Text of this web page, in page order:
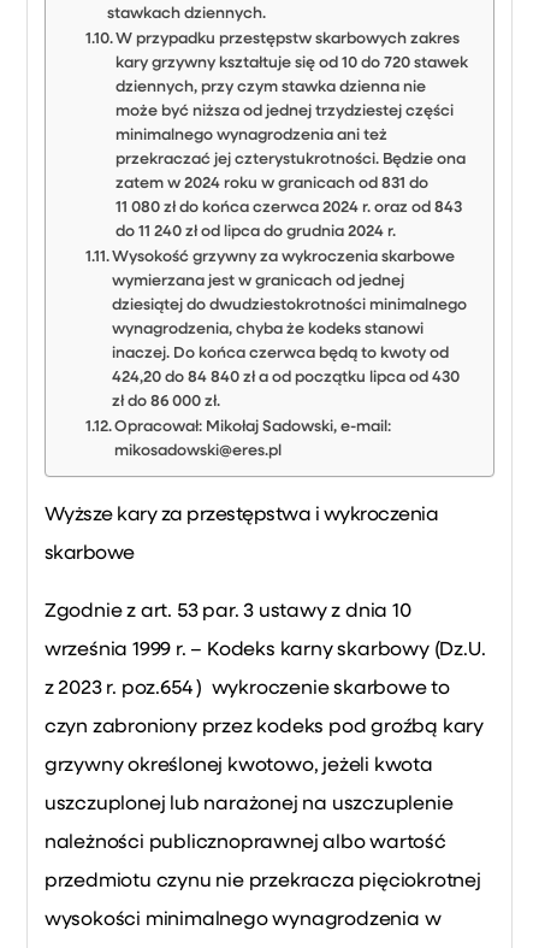
stawkach dziennych.
W przypadku przestępstw skarbowych zakres
kary grzywny kształtuje się od 10 do 720 stawek
dziennych, przy czym stawka dzienna nie
może być niższa od jednej trzydziestej części
minimalnego wynagrodzenia ani też
przekraczać jej czterystukrotności. Będzie ona
zatem w 2024 roku w granicach od 831 do
11 080 zł do końca czerwca 2024 r. oraz od 843
do 11 240 zł od lipca do grudnia 2024 r.
Wysokość grzywny za wykroczenia skarbowe
wymierzana jest w granicach od jednej
dziesiątej do dwudziestokrotności minimalnego
wynagrodzenia, chyba że kodeks stanowi
inaczej. Do końca czerwca będą to kwoty od
424,20 do 84 840 zł a od początku lipca od 430
zł do 86 000 zł.
Opracował: Mikołaj Sadowski, e-mail:
mikosadowski@eres.pl
Wyższe kary za przestępstwa i wykroczenia
skarbowe
Zgodnie z art. 53 par. 3 ustawy z dnia 10
września 1999 r. – Kodeks karny skarbowy (Dz.U.
z 2023 r. poz.654 ) wykroczenie skarbowe to
czyn zabroniony przez kodeks pod groźbą kary
grzywny określonej kwotowo, jeżeli kwota
uszczuplonej lub narażonej na uszczuplenie
należności publicznoprawnej albo wartość
przedmiotu czynu nie przekracza pięciokrotnej
wysokości minimalnego wynagrodzenia w